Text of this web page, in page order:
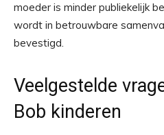
moeder is minder publiekelijk
wordt in betrouwbare
bevestigd.
Veelgestelde
Bob kinderen